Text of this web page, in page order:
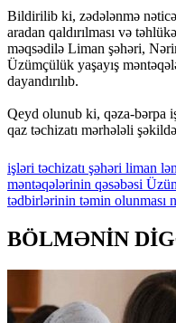
Bildirilib ki, zədələnmə
aradan qaldırılması və
məqsədilə Liman şəhəri,
Üzümçülük yaşayış
dayandırılıb.
Qeyd olunub ki, qəza-bərpa
qaz təchizatı mərhələli
işləri təchizatı şəhəri liman
məntəqələrinin qəsəbəsi
tədbirlərinin təmin olunması
BÖLMƏNİN